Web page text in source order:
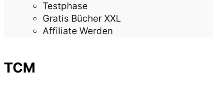
Testphase
Gratis Bücher XXL
Affiliate Werden
TCM